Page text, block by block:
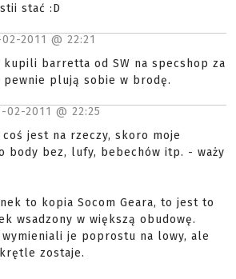
stać :D
2011 @ 22:21
kupili barretta od SW na specshop za
pewnie plują sobie w brodę.
02-2011 @ 22:25
jest na rzeczy, skoro moje
body bez, lufy, bebechów itp. - waży
to kopia Socom Geara, to jest to
wsadzony w większą obudowę.
wymieniali je poprostu na lowy, ale
zostaje.